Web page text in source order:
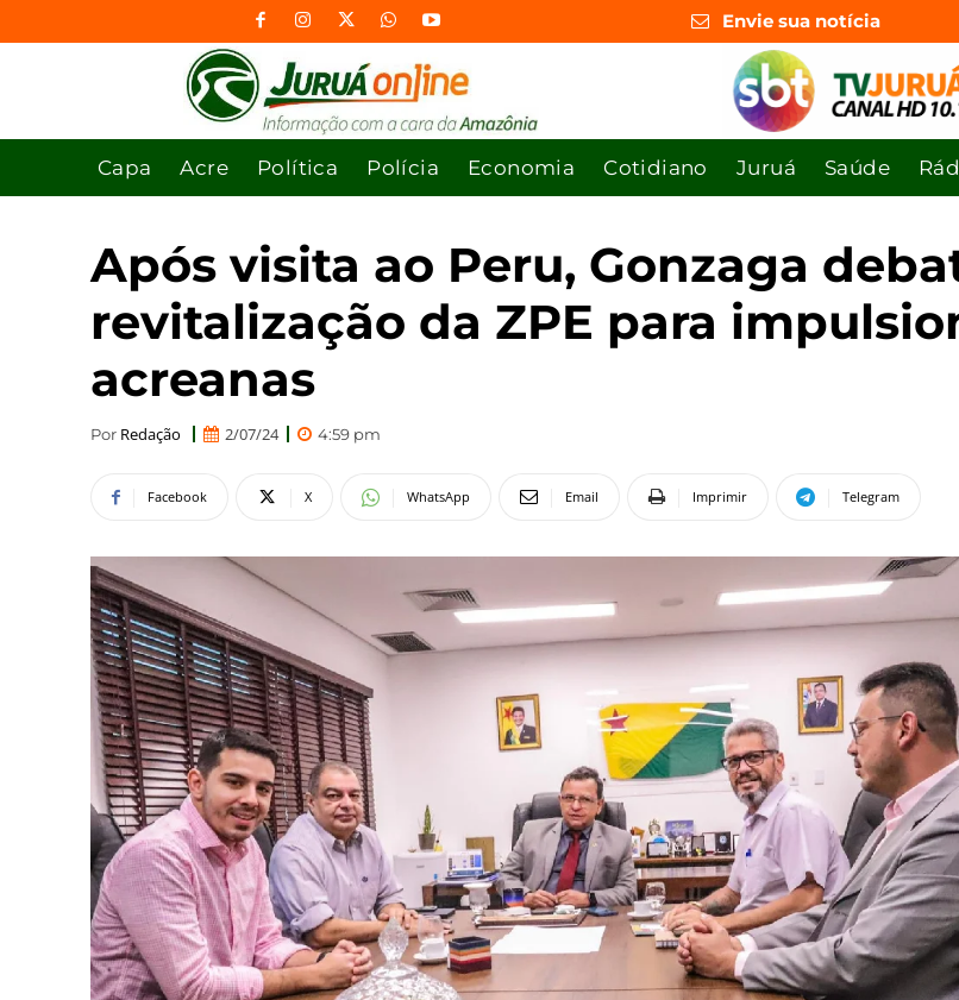
Envie sua notícia
Capa Acre Política Polícia Economia Cotidiano Juruá Saúde
Após visita ao Peru, Gonzaga
revitalização da ZPE para
acreanas
Por Redação 2/07/24 4:59 pm
Facebook X WhatsApp Email Imprimir Telegram